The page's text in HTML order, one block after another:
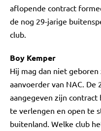
aflopende contract
de nog 29-jarige
club.
Boy Kemper
Hij mag dan niet
aanvoerder van NAC. De
aangegeven zijn
te verlengen en open te
buitenland. Welke club